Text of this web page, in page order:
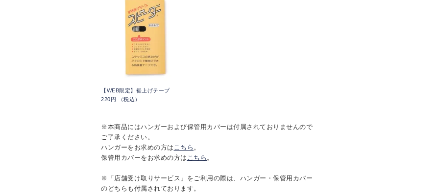
【WEB限定】裾上げテープ
220円 （税込）
※本商品にはハンガーおよび保管用カバーは付属されておりませんので
ご了承ください。
ハンガーをお求めの方は こちら 。
保管用カバーをお求めの方は こちら 。
※「店舗受け取りサービス」をご利用の際は、ハンガー・保管用カバー
のどちらも付属されております。